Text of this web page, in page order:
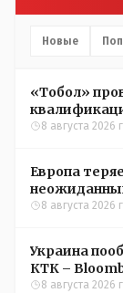
Новые
«Тобол»
УЕФА
8 августа 2026
Европа
8 августа 2026
Украина
КТК –
8 августа 2026